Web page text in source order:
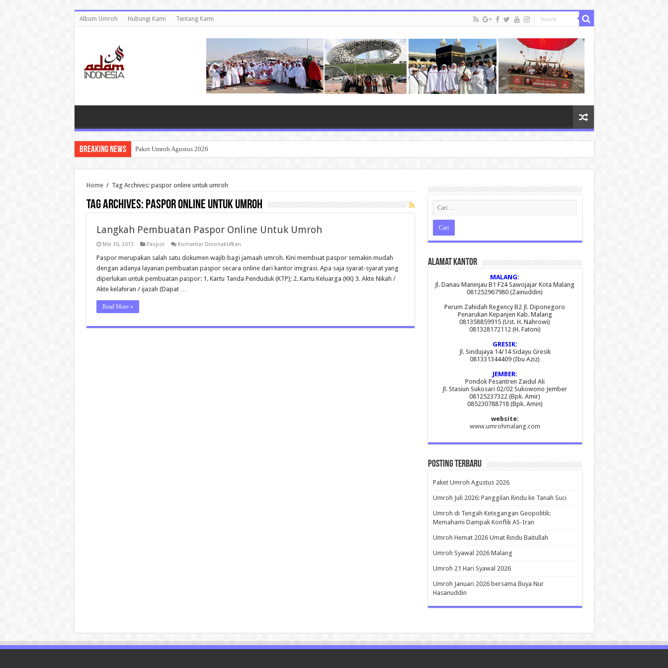
Album Umroh Hubungi Kami Tentang Kami
Breaking News Paket Umroh Agustus 2026
Home / Tag Archives: paspor online untuk umroh
Tag Archives: paspor online untuk umroh
Langkah Pembuatan Paspor Online Untuk Umroh
Mei 30, 2013 Paspor Komentar Dinonaktifkanpada
Pembuatan
Paspor
Online
Untuk
Umroh
Paspor merupakan salah satu dokumen wajib bagi jamaah umroh. Kini membuat paspor semakin mudah
dengan adanya layanan pembuatan paspor secara online dari kantor imigrasi. Apa saja syarat-syarat yang
diperlukan untuk pembuatan paspor: 1. Kartu Tanda Penduduk (KTP); 2. Kartu Keluarga (KK) 3. Akte Nikah /
Akte kelahiran / ijazah (Dapat …
Read More »
Alamat Kantor
MALANG:
Jl. Danau Maninjau B1 F24 Sawojajar Kota Malang
081252967980 (Zainuddin)
Perum Zahidah Regency B2 Jl. Diponegoro
Penarukan Kepanjen Kab. Malang
081358859915 (Ust. H. Nahrowi)
081328172112 (H. Fatoni)
GRESIK:
Jl. Sindujaya 14/14 Sidayu Gresik
081331344409 (Ibu Aziz)
JEMBER:
Pondok Pesantren Zaidul Ali
Jl. Stasiun Sukosari 02/02 Sukowono Jember
08125237322 (Bpk. Amir)
085230788718 (Bpk. Amin)
website:
www.umrohmalang.com
Posting Terbaru
Paket Umroh Agustus 2026
Umroh Juli 2026: Panggilan Rindu ke Tanah Suci
Umroh di Tengah Ketegangan Geopolitik:
Memahami Dampak Konflik AS-Iran
Umroh Hemat 2026 Umat Rindu Baitullah
Umroh Syawal 2026 Malang
Umroh 21 Hari Syawal 2026
Umroh Januari 2026 bersama Buya Nur
Hasanuddin